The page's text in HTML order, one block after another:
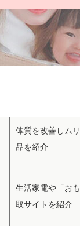
体質を改善しム
品を紹介
生活家電や「お
取サイトを紹介